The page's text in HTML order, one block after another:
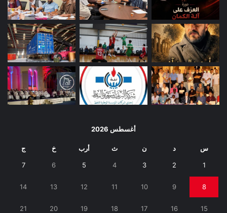
أغسطس 2026
س د ن ث أرب خ ج
1
2
3
4
5
6
7
8
9
10
11
12
13
14
15
16
17
18
19
20
21